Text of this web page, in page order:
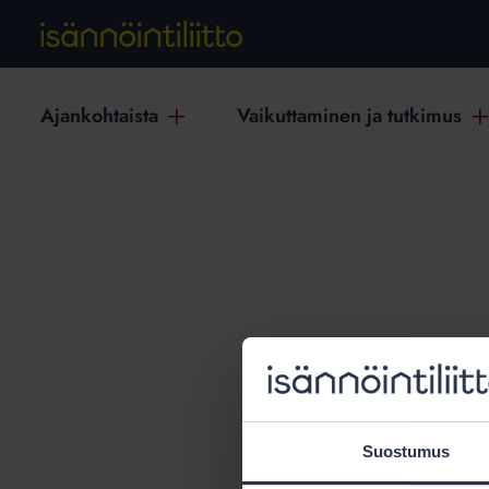
Suostumus
Ajankohtaista Vaikuttaminen ja tutkimus